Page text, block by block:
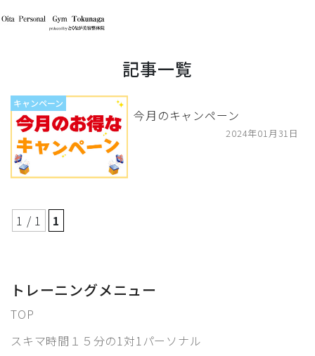
記事一覧
キャンペーン
今月のキャンペーン
2024年01月31日
1 / 1 1
トレーニングメニュー
TOP
スキマ時間１５分の1対1パーソナル